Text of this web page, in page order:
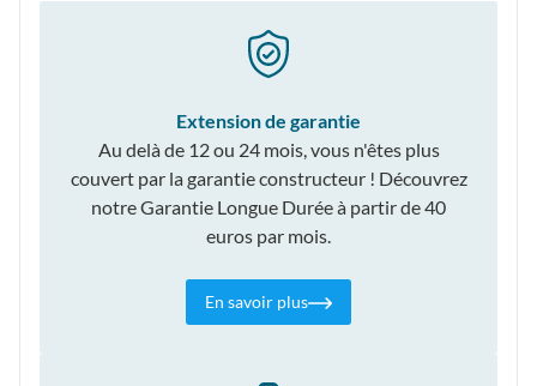
Extension de garantie
Au delà de 12 ou 24 mois, vous n'êtes plus
couvert par la garantie constructeur ! Découvrez
notre Garantie Longue Durée à partir de 40
euros par mois.
En savoir plus